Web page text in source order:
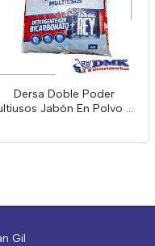
Dersa Doble Poder
Jabón En Polvo De
Gil